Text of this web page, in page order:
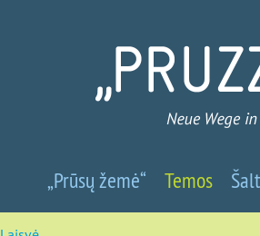
žemė
„Prūsų žemė“ Temos